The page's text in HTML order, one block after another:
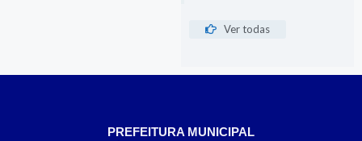
Ver todas
PREFEITURA MUNICIPAL